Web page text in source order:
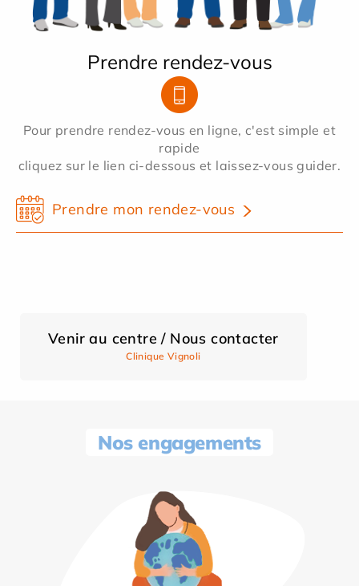
Prendre rendez-vous
Pour prendre rendez-vous en ligne, c'est simple et
rapide
cliquez sur le lien ci-dessous et laissez-vous guider.
Prendre mon rendez-vous
Venir au centre / Nous contacter
Clinique Vignoli
Nos engagements